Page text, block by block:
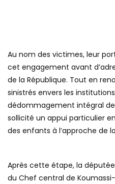
Au nom des victimes, leur
cet engagement avant
de la République. Tout en
sinistrés envers les
dédommagement intégral
sollicité un appui particulier
des enfants à l’approche de
Après cette étape, la
du Chef central de